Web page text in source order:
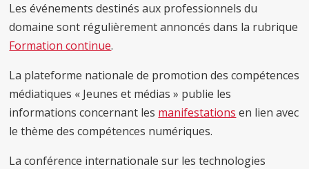
Les événements destinés aux professionnels du
domaine sont régulièrement annoncés dans la rubrique
Formation continue.
La plateforme nationale de promotion des compétences
médiatiques « Jeunes et médias » publie les
informations concernant les manifestations en lien avec
le thème des compétences numériques.
La conférence internationale sur les technologies